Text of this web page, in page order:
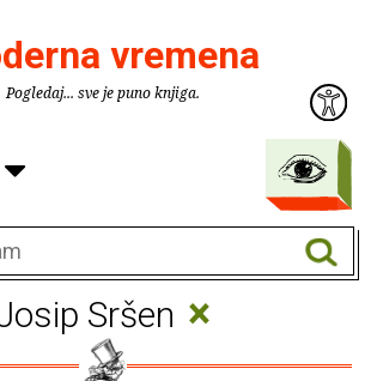
vremena
Pogledaj... sve je puno knjiga.
Sršen ×